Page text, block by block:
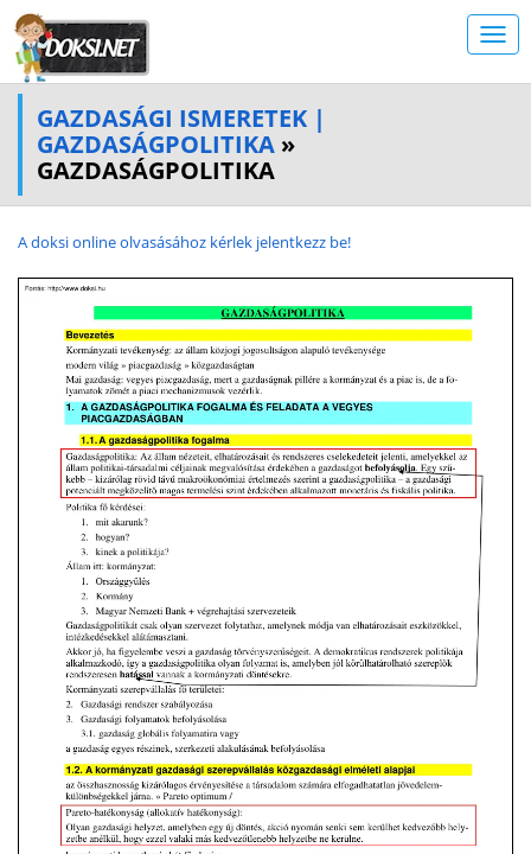
GAZDASÁGI ISMERETEK |
GAZDASÁGPOLITIKA »
GAZDASÁGPOLITIKA
A doksi online olvasásához kérlek jelentkezz be!